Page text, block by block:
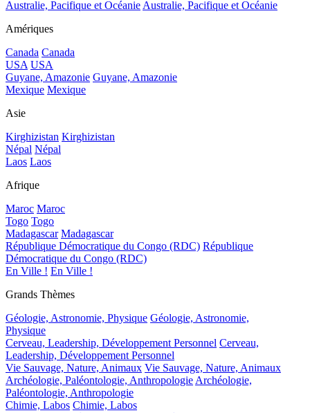
Australie, Pacifique et OcéanieAustralie, Pacifique et Océanie
Amériques
Canada Canada
USA USA
Guyane, Amazonie Guyane, Amazonie
Mexique Mexique
Asie
Kirghizistan Kirghizistan
Népal Népal
Laos Laos
Afrique
Maroc Maroc
Togo Togo
Madagascar Madagascar
République Démocratique du Congo (RDC) République
Démocratique du Congo (RDC)
En Ville ! En Ville !
Grands Thèmes
Géologie, Astronomie, Physique Géologie, Astronomie,
Physique
Cerveau, Leadership, Développement Personnel Cerveau,
Leadership, Développement Personnel
Vie Sauvage, Nature, Animaux Vie Sauvage, Nature, Animaux
Archéologie, Paléontologie, AnthropologieArchéologie,
Paléontologie, Anthropologie
Chimie, Labos Chimie, Labos